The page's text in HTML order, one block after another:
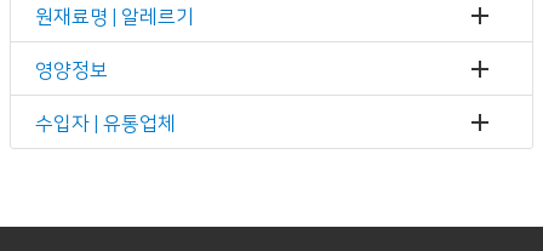
원재료명 | 알레르기
영양정보
수입자 | 유통업체